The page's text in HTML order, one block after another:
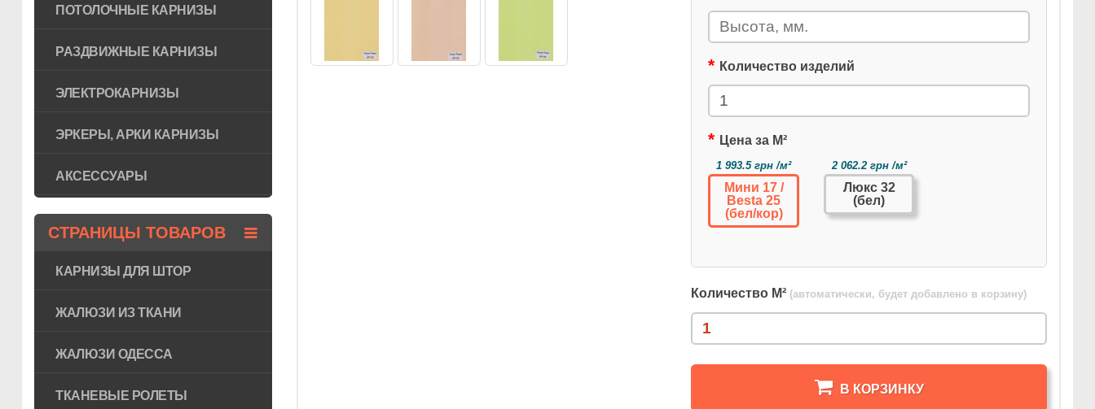
Количество изделий
Цена за М²
1 993.5 грн /м²
Мини 17 /
Besta 25
(бел/кор)
2 062.2 грн /м²
Люкс 32
(бел)
Количество М² (автоматически, будет добавлено в корзину)
В КОРЗИНКУ
ПОТОЛОЧНЫЕ КАРНИЗЫ
РАЗДВИЖНЫЕ КАРНИЗЫ
ЭЛЕКТРОКАРНИЗЫ
ЭРКЕРЫ, АРКИ КАРНИЗЫ
АКСЕССУАРЫ
СТРАНИЦЫ ТОВАРОВ
КАРНИЗЫ ДЛЯ ШТОР
ЖАЛЮЗИ ИЗ ТКАНИ
ЖАЛЮЗИ ОДЕССА
ТКАНЕВЫЕ РОЛЕТЫ